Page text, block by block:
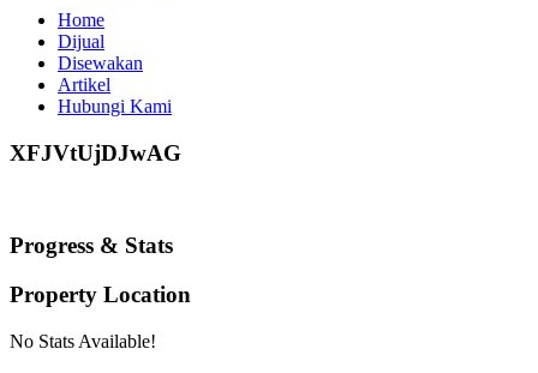
Home
Dijual
Disewakan
Artikel
Hubungi Kami
XFJVtUjDJwAG
Progress & Stats
Property Location
No Stats Available!